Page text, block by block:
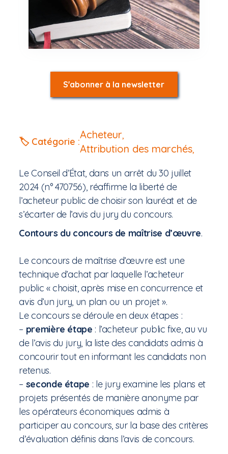
🏷️ Catégorie :
Acheteur
Attribution des marchés
Le Conseil d’État, dans un arrêt du 30 juillet
2024 (n° 470756), réaffirme la liberté de
l’acheteur public de choisir son lauréat et de
s’écarter de l’avis du jury du concours.
Contours du concours de maîtrise d’œuvre.
Le concours de maîtrise d’œuvre est une
technique d’achat par laquelle l’acheteur
public « choisit, après mise en concurrence et
avis d’un jury, un plan ou un projet ».
Le concours se déroule en deux étapes :
– première étape : l’acheteur public fixe, au vu
de l’avis du jury, la liste des candidats admis à
concourir tout en informant les candidats non
retenus.
– seconde étape : le jury examine les plans et
projets présentés de manière anonyme par
les opérateurs économiques admis à
participer au concours, sur la base des critères
d’évaluation définis dans l’avis de concours.
S'abonner à la newsletter